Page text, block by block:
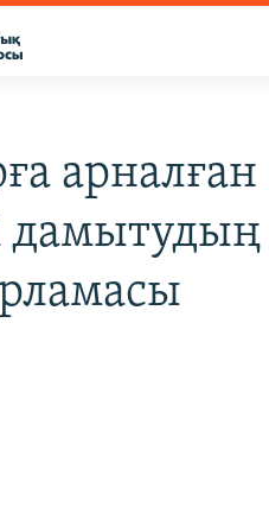
арналған
дамытудың